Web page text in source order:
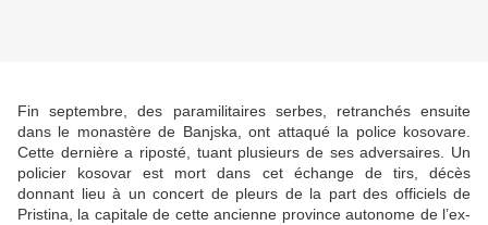
Fin septembre, des paramilitaires serbes, retranchés ensuite
dans le monastère de Banjska, ont attaqué la police kosovare.
Cette dernière a riposté, tuant plusieurs de ses adversaires. Un
policier kosovar est mort dans cet échange de tirs, décès
donnant lieu à un concert de pleurs de la part des officiels de
Pristina, la capitale de cette ancienne province autonome de l’ex-